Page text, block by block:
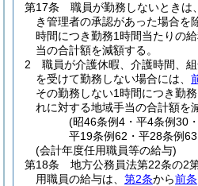
第17条
職員が勤務しないときは
き管理者の承認があった場合を
時間につき勤務1時間当たりの
当の合計額を減額する。
2
職員が介護休暇、介護時間、
を受けて勤務しない場合には、
その勤務しない1時間につき勤
れに対する地域手当の合計額を
(昭46条例4・平4条例30
平19条例62・平28条例
(会計年度任用職員等の給与)
第18条
地方公務員法第22条の2
用職員の給与は、 第2条から前条